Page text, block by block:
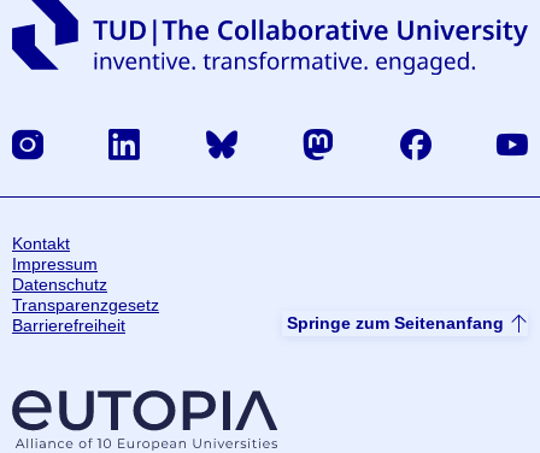
Instagram LinkedIn Bluesky Mastodon Facebook
Kontakt
Impressum
Datenschutz
Transparenzgesetz
Barrierefreiheit
Springe zum Seitenanfang